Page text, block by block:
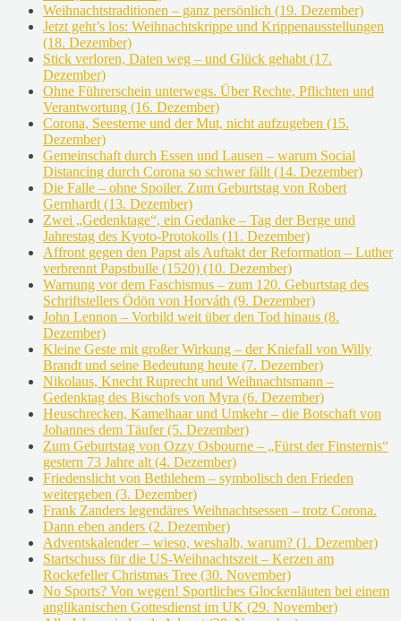
Weihnachtstraditionen – ganz persönlich (19. Dezember)
Jetzt geht’s los: Weihnachtskrippe und Krippenausstellungen
(18. Dezember)
Stick verloren, Daten weg – und Glück gehabt (17.
Dezember)
Ohne Führerschein unterwegs. Über Rechte, Pflichten und
Verantwortung (16. Dezember)
Corona, Seesterne und der Mut, nicht aufzugeben (15.
Dezember)
Gemeinschaft durch Essen und Lausen – warum Social
Distancing durch Corona so schwer fällt (14. Dezember)
Die Falle – ohne Spoiler. Zum Geburtstag von Robert
Gernhardt (13. Dezember)
Zwei „Gedenktage“, ein Gedanke – Tag der Berge und
Jahrestag des Kyoto-Protokolls (11. Dezember)
Affront gegen den Papst als Auftakt der Reformation – Luther
verbrennt Papstbulle (1520) (10. Dezember)
Warnung vor dem Faschismus – zum 120. Geburtstag des
Schriftstellers Ödön von Horváth (9. Dezember)
John Lennon – Vorbild weit über den Tod hinaus (8.
Dezember)
Kleine Geste mit großer Wirkung – der Kniefall von Willy
Brandt und seine Bedeutung heute (7. Dezember)
Nikolaus, Knecht Ruprecht und Weihnachtsmann –
Gedenktag des Bischofs von Myra (6. Dezember)
Heuschrecken, Kamelhaar und Umkehr – die Botschaft von
Johannes dem Täufer (5. Dezember)
Zum Geburtstag von Ozzy Osbourne – „Fürst der Finsternis“
gestern 73 Jahre alt (4. Dezember)
Friedenslicht von Bethlehem – symbolisch den Frieden
weitergeben (3. Dezember)
Frank Zanders legendäres Weihnachtsessen – trotz Corona.
Dann eben anders (2. Dezember)
Adventskalender – wieso, weshalb, warum? (1. Dezember)
Startschuss für die US-Weihnachtszeit – Kerzen am
Rockefeller Christmas Tree (30. November)
No Sports? Von wegen! Sportliches Glockenläuten bei einem
anglikanischen Gottesdienst im UK (29. November)